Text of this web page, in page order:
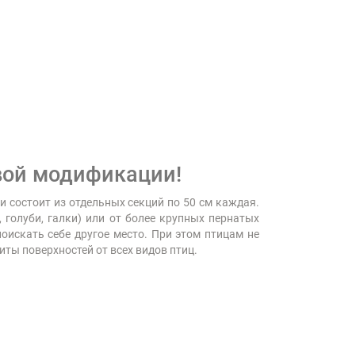
модификации!
из отдельных секций по 50 см каждая.
галки) или от более крупных пернатых
себе другое место. При этом птицам не
поверхностей от всех видов птиц.